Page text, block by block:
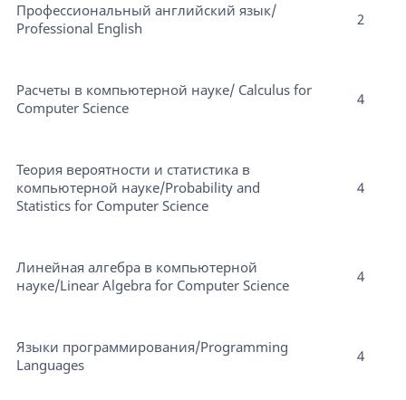
Профессиональный английский язык/
Professional English
2
Расчеты в компьютерной науке/ Calculus for
Computer Science
4
Теория вероятности и статистика в
компьютерной науке/Probability and
Statistics for Computer Science
4
Линейная алгебра в компьютерной
науке/Linear Algebra for Computer Science
4
Языки программирования/Programming
Languages
4